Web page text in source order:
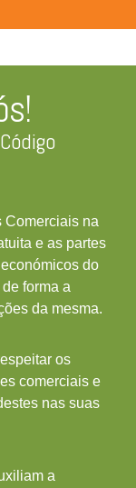
Comerciais na
e as partes
do
forma a
da mesma.
os
comerciais e
nas suas
a